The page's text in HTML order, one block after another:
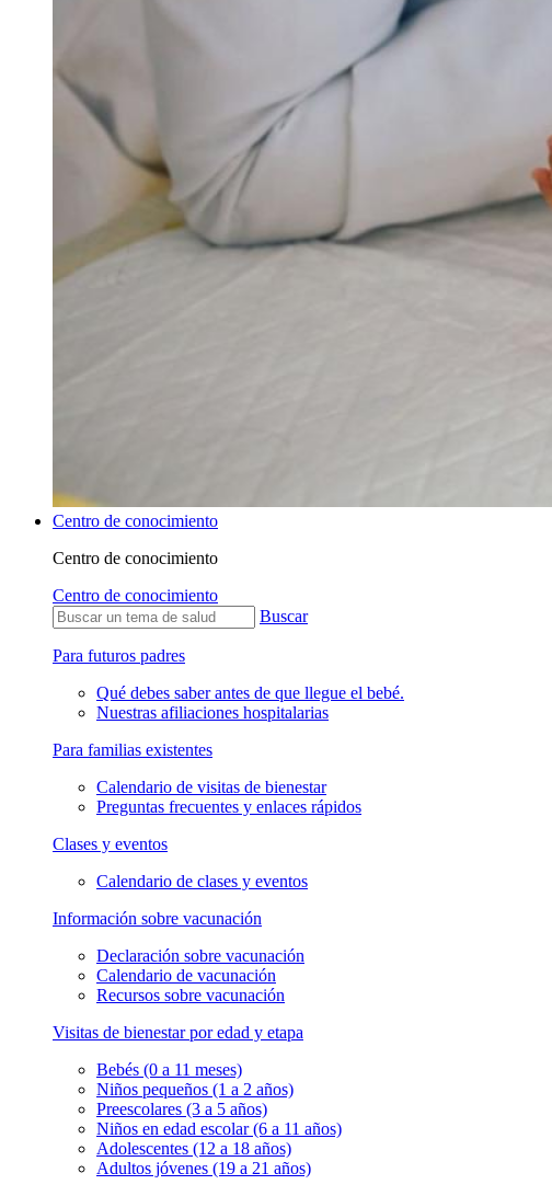
Centro de conocimiento
Centro de conocimiento
Centro de conocimiento
Buscar
Para futuros padres
Qué debes saber antes de que llegue el bebé.
Nuestras afiliaciones hospitalarias
Para familias existentes
Calendario de visitas de bienestar
Preguntas frecuentes y enlaces rápidos
Clases y eventos
Calendario de clases y eventos
Información sobre vacunación
Declaración sobre vacunación
Calendario de vacunación
Recursos sobre vacunación
Visitas de bienestar por edad y etapa
Bebés (0 a 11 meses)
Niños pequeños (1 a 2 años)
Preescolares (3 a 5 años)
Niños en edad escolar (6 a 11 años)
Adolescentes (12 a 18 años)
Adultos jóvenes (19 a 21 años)